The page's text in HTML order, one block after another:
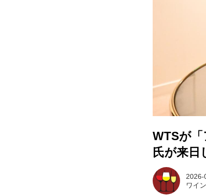
WTSが
氏が来日
2026-
ワイ